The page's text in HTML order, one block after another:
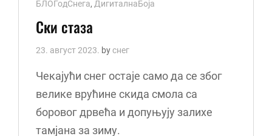
Cat
Links
БЛОГодСнега, ДигиталнаБоја
Ски стаза
23. август 2023. byснег
Чекајући снег остаје само да се због
велике врућине скида смола са
боровог дрвећа и допуњују залихе
тамјана за зиму.